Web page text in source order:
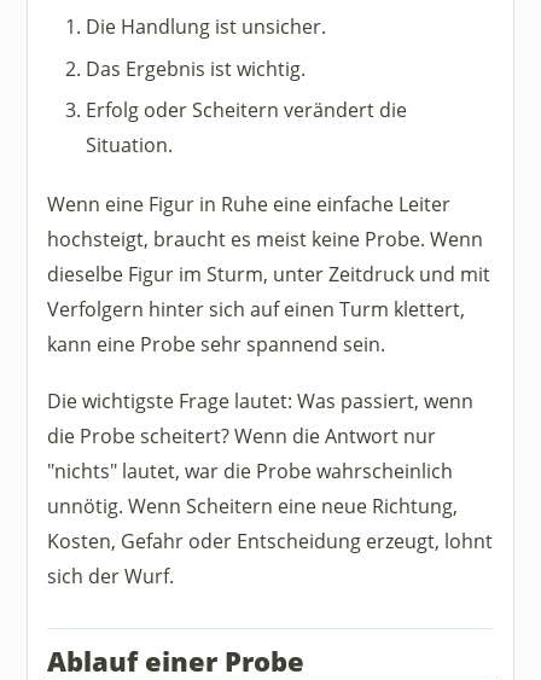
Die Handlung ist unsicher.
Das Ergebnis ist wichtig.
Erfolg oder Scheitern verändert die
Situation.
Wenn eine Figur in Ruhe eine einfache Leiter
hochsteigt, braucht es meist keine Probe. Wenn
dieselbe Figur im Sturm, unter Zeitdruck und mit
Verfolgern hinter sich auf einen Turm klettert,
kann eine Probe sehr spannend sein.
Die wichtigste Frage lautet: Was passiert, wenn
die Probe scheitert? Wenn die Antwort nur
"nichts" lautet, war die Probe wahrscheinlich
unnötig. Wenn Scheitern eine neue Richtung,
Kosten, Gefahr oder Entscheidung erzeugt, lohnt
sich der Wurf.
Ablauf einer Probe